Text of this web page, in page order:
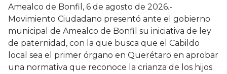
Amealco de Bonfil, 6 de agosto de 2026.-
Movimiento Ciudadano presentó ante el gobierno
municipal de Amealco de Bonfil su iniciativa de ley
de paternidad, con la que busca que el Cabildo
local sea el primer órgano en Querétaro en aprobar
una normativa que reconoce la crianza de los hijos